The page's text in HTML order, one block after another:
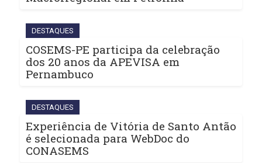
DESTAQUES
COSEMS-PE participa da celebração
dos 20 anos da APEVISA em
Pernambuco
DESTAQUES
Experiência de Vitória de Santo Antão
é selecionada para WebDoc do
CONASEMS